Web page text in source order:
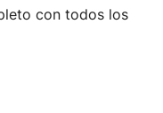
con todos los